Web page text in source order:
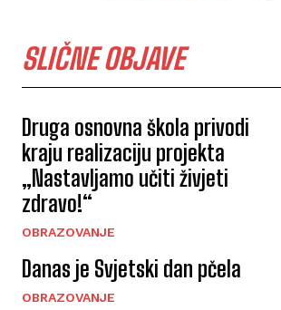
SLIČNE OBJAVE
Druga osnovna škola privodi
kraju realizaciju projekta
„Nastavljamo učiti živjeti
zdravo!“
OBRAZOVANJE
Danas je Svjetski dan pčela
OBRAZOVANJE